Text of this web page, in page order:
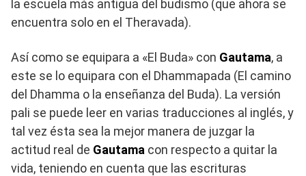
la escuela más antigua del budismo (que ahora se
encuentra solo en el Theravada).
Así como se equipara a «El Buda» con Gautama, a
este se lo equipara con el Dhammapada (El camino
del Dhamma o la enseñanza del Buda). La versión
pali se puede leer en varias traducciones al inglés, y
tal vez ésta sea la mejor manera de juzgar la
actitud real de Gautama con respecto a quitar la
vida, teniendo en cuenta que las escrituras